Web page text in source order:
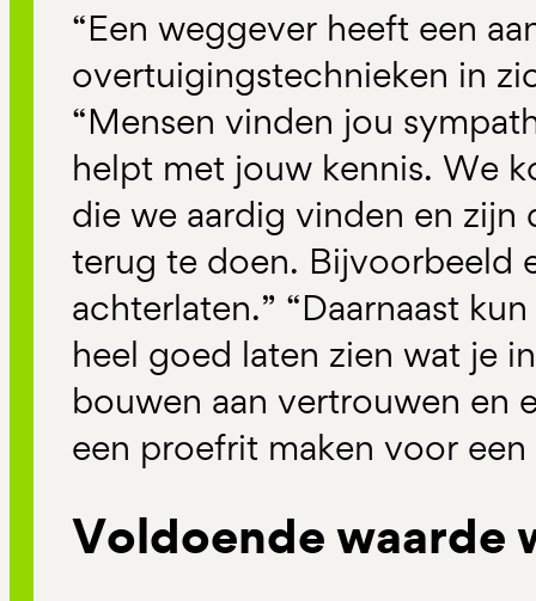
“Een weggever heeft een
overtuigingstechnieken in
“Mensen vinden jou
helpt met jouw kennis. We
die we aardig vinden en zijn
terug te doen. Bijvoorbeeld
achterlaten.” “Daarnaast
heel goed laten zien wat je
bouwen aan vertrouwen en
een proefrit maken voor
Voldoende waarde